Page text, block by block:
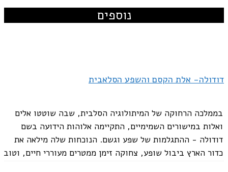
נוספים
דודולה- אלת הקסם והשפע הסלאבית
בממלכה הרחוקה של המיתולוגיה הסלבית, שבה שוטטו אלים
ואלות במישורים השמימיים, התקיימה אלוהות הידועה בשם
דודולה - ההתגלמות של שפע וגשם. הנוכחות שלה מילאה את
כדור הארץ ביבול שופע, צחוקה זימן ממטרים מעוררי חיים, וטוב